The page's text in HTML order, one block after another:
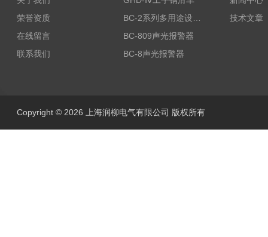
荣誉资质
在线留言
联系我们
BC-809声光报警器
BC-8声光报警器
技术文章
Copyright © 2026 上海润柳电气有限公司 版权所有